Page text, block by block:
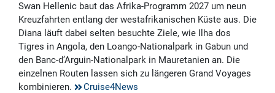
Swan Hellenic baut das Afrika-Programm 2027 um neun
Kreuzfahrten entlang der westafrikanischen Küste aus. Die
Diana läuft dabei selten besuchte Ziele, wie Ilha dos
Tigres in Angola, den Loango-Nationalpark in Gabun und
den Banc-d’Arguin-Nationalpark in Mauretanien an. Die
einzelnen Routen lassen sich zu längeren Grand Voyages
kombinieren.
Cruise4News